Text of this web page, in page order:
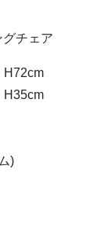
グチェア
H35cm
)